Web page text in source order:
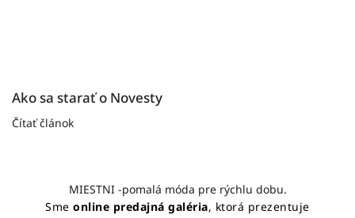
Ako sa starať o Novesty
Čítať článok
MIESTNI -pomalá móda pre rýchlu dobu.
Smeonline predajná galéria, ktorá prezentuje